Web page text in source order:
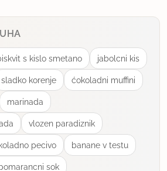
s kislo smetano jabolcni kis
sladko korenje ćokoladni muffini
marinada
vlozen paradiznik
pecivo banane v testu
sok